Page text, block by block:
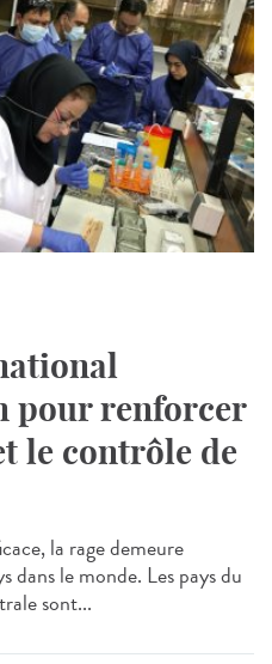
pour renforcer
le contrôle de
la rage demeure
dans le monde. Les pays du
sont...